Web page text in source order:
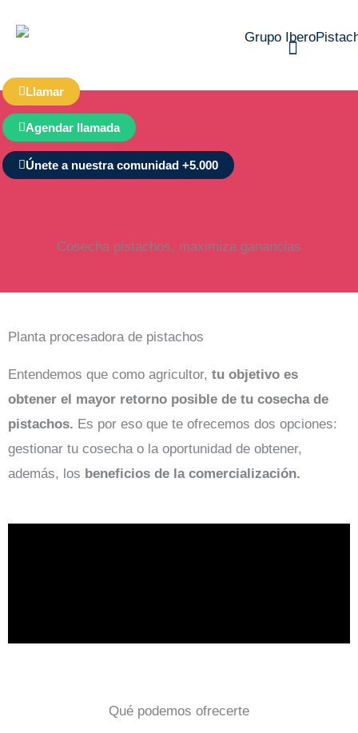
Llamar
Agendar llamada
Únete a nuestra comunidad +5.000
Cosecha pistachos, maximiza ganancias
Planta procesadora de pistachos
Entendemos que como agricultor, tu objetivo es
obtener el mayor retorno posible de tu cosecha de
pistachos. Es por eso que te ofrecemos dos opciones:
gestionar tu cosecha o la oportunidad de obtener,
además, los beneficios de la comercialización.
Qué podemos ofrecerte